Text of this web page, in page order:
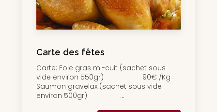
Carte des fêtes
Carte: Foie gras mi-cuit (sachet sous
vide environ 550gr) 90€ /Kg
Saumon gravelax (sachet sous vide
environ 500gr) ...